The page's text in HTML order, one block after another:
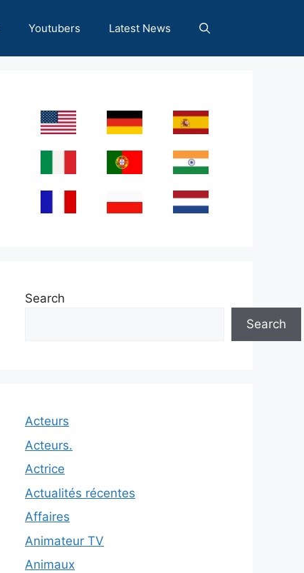
Youtubers Latest News
Search
Search
Acteurs
Acteurs.
Actrice
Actualités récentes
Affaires
Animateur TV
Animaux